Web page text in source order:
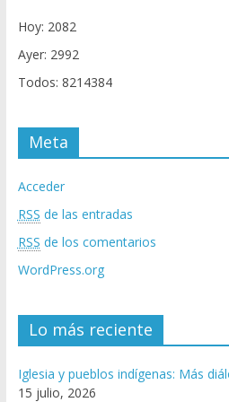
Hoy: 2082
Ayer: 2992
Todos: 8214384
Meta
Acceder
RSS de las entradas
RSS de los comentarios
WordPress.org
Lo más reciente
Iglesia y pueblos indígenas: Más
15 julio, 2026